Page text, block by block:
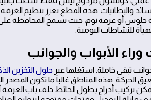
والبطانيات. هذه القطع تعزز تنظيم
جلوس أو غرفة نوم، حيث تسمح
للنشاطات اليومية.
الأبواب والجوانب
تبقى خاملة. استغلها عبر حلول التخزين
الحركة. هذه المناطق غالباً ما تكون المصدر
تركيب أدراج بطول الحائط خلف باب الغرفة